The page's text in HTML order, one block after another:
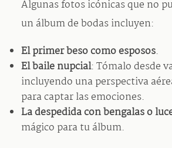
Algunas fotos icónicas que no
un álbum de bodas incluyen:
El primer beso como esposos.
El baile nupcial: Tómalo desde
incluyendo una perspectiva
para captar las emociones.
La despedida con bengalas o
mágico para tu álbum.